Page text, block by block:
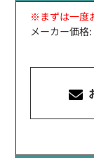
※まずは一度
メーカー価格